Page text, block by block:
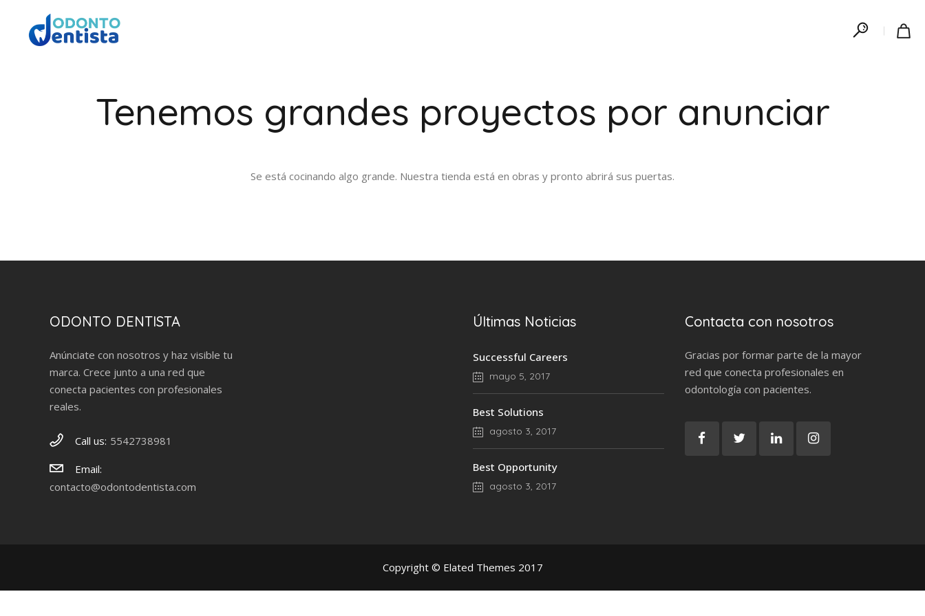
Tenemos grandes proyectos por anunciar
Se está cocinando algo grande. Nuestra tienda está en obras y pronto abrirá sus puertas.
ODONTO DENTISTA
Anúnciate con nosotros y haz visible tu
marca. Crece junto a una red que
conecta pacientes con profesionales
reales.
Call us: 5542738981
Email:
contacto@odontodentista.com
Últimas Noticias
Successful Careers
mayo 5, 2017
Best Solutions
agosto 3, 2017
Best Opportunity
agosto 3, 2017
Contacta con nosotros
Gracias por formar parte de la mayor
red que conecta profesionales en
odontología con pacientes.
Copyright © Elated Themes 2017